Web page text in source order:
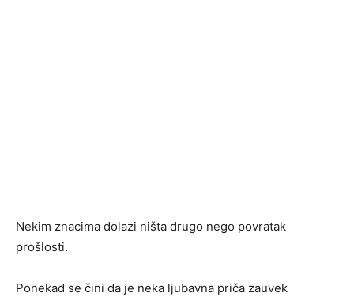
Nekim znacima dolazi ništa drugo nego povratak
prošlosti.
Ponekad se čini da je neka ljubavna priča zauvek